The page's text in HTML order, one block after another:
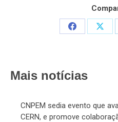
Share
Mais notícias
CNPEM sedia evento que
CERN, e promove